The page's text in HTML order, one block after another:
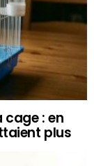
cage : en
plus